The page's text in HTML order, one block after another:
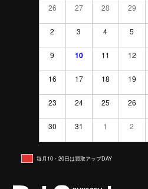
26 27 28 29
2 3 4 5
9 10 11 12
16 17 18 19
23 24 25 26
30 31 1 2
毎月10・20日は買取アップDAY